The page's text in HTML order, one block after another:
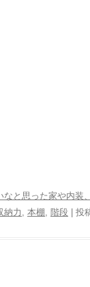
なと思った家や内装
納力 , 本棚 , 階段 | 投